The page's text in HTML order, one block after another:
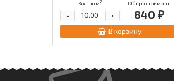
Кол-во м2 Общая стоимость
840 ₽
+
-
В корзину